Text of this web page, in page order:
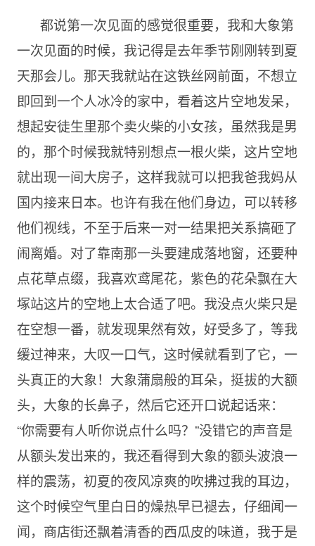
都说第一次见面的感觉很重要，我和大象第
一次见面的时候，我记得是去年季节刚刚转到夏
天那会儿。那天我就站在这铁丝网前面，不想立
即回到一个人冰冷的家中，看着这片空地发呆，
想起安徒生里那个卖火柴的小女孩，虽然我是男
的，那个时候我就特别想点一根火柴，这片空地
就出现一间大房子，这样我就可以把我爸我妈从
国内接来日本。也许有我在他们身边，可以转移
他们视线，不至于后来一对一结果把关系搞砸了
闹离婚。对了靠南那一头要建成落地窗，还要种
点花草点缀，我喜欢鸢尾花，紫色的花朵飘在大
塚站这片的空地上太合适了吧。我没点火柴只是
在空想一番，就发现果然有效，好受多了，等我
缓过神来，大叹一口气，这时候就看到了它，一
头真正的大象！大象蒲扇般的耳朵，挺拔的大额
头，大象的长鼻子，然后它还开口说起话来：
“你需要有人听你说点什么吗？”没错它的声音是
从额头发出来的，我还看得到大象的额头波浪一
样的震荡，初夏的夜风凉爽的吹拂过我的耳边，
这个时候空气里白日的燥热早已褪去，仔细闻一
闻，商店街还飘着清香的西瓜皮的味道，我于是